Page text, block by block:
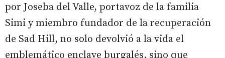
por Joseba del Valle, portavoz de la familia
Simi y miembro fundador de la recuperación
de Sad Hill, no solo devolvió a la vida el
emblemático enclave burgalés, sino que